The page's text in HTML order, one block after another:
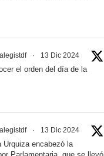
· 13 Dic 2024
el orden del día de la
· 13 Dic 2024
Urquiza encabezó la